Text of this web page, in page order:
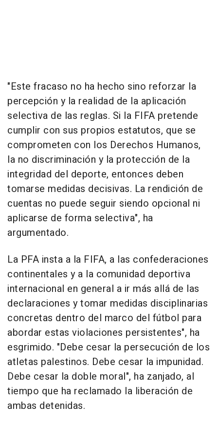
"Este fracaso no ha hecho sino reforzar la
percepción y la realidad de la aplicación
selectiva de las reglas. Si la FIFA pretende
cumplir con sus propios estatutos, que se
comprometen con los Derechos Humanos,
la no discriminación y la protección de la
integridad del deporte, entonces deben
tomarse medidas decisivas. La rendición de
cuentas no puede seguir siendo opcional ni
aplicarse de forma selectiva", ha
argumentado.
La PFA insta a la FIFA, a las confederaciones
continentales y a la comunidad deportiva
internacional en general a ir más allá de las
declaraciones y tomar medidas disciplinarias
concretas dentro del marco del fútbol para
abordar estas violaciones persistentes", ha
esgrimido. "Debe cesar la persecución de los
atletas palestinos. Debe cesar la impunidad.
Debe cesar la doble moral", ha zanjado, al
tiempo que ha reclamado la liberación de
ambas detenidas.